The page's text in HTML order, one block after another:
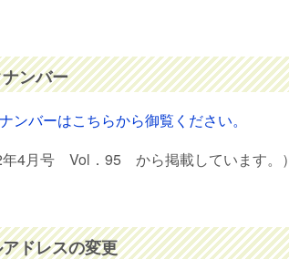
ンバー
ンバーはこちらから御覧ください。
年4月号 Vol．95 から掲載しています。）
ドレスの変更